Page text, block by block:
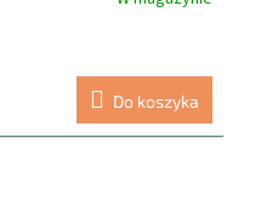
Do koszyka